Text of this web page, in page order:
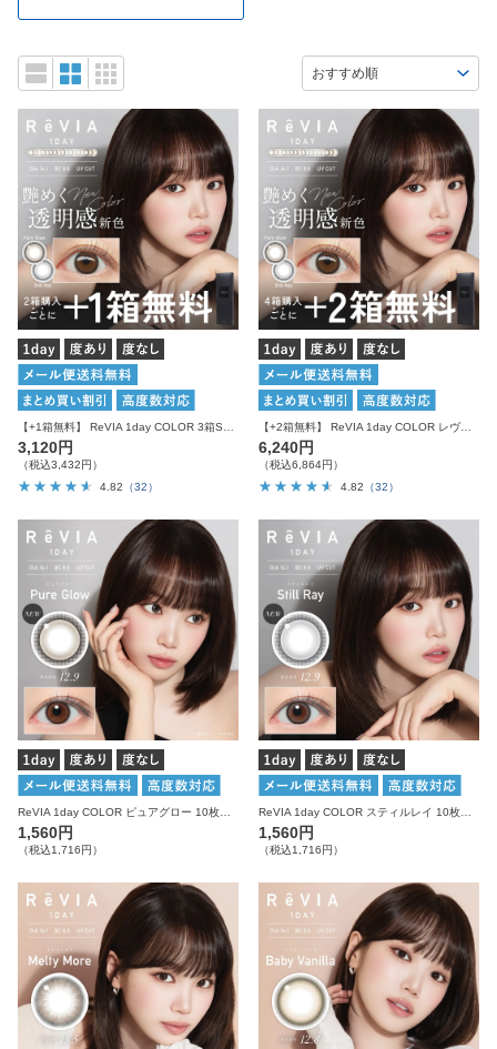
3,120円
（税込3,432円）
4.82 （32）
【+2箱無料】 ReVIA 1day COLOR レヴィア カラコン カラー 6箱セット
6,240円
（税込6,864円）
4.82
（32）
1,560円
（税込1,716円）
1,560円
（税込1,716円）